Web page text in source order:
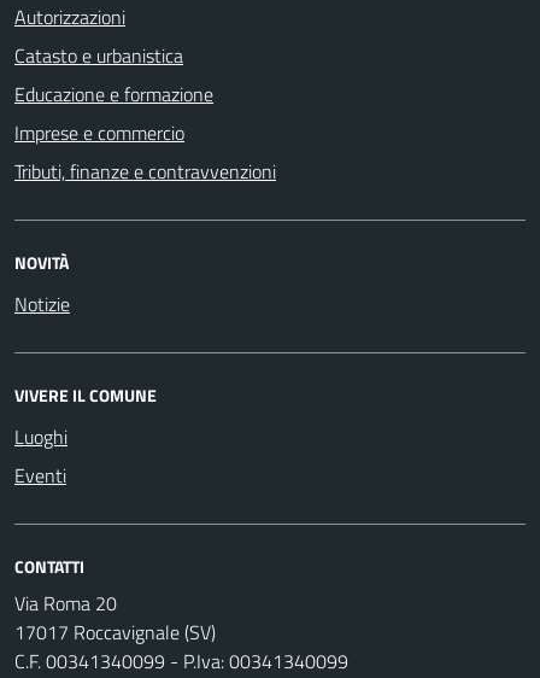
Autorizzazioni
Catasto e urbanistica
Educazione e formazione
Imprese e commercio
Tributi, finanze e contravvenzioni
NOVITÀ
Notizie
VIVERE IL COMUNE
Luoghi
Eventi
CONTATTI
Via Roma 20
17017 Roccavignale (SV)
C.F. 00341340099 - P.Iva: 00341340099